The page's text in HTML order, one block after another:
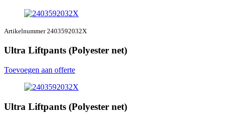
Artikelnummer 2403592032X
Ultra Liftpants (Polyester net)
Toevoegen aan offerte
Ultra Liftpants (Polyester net)